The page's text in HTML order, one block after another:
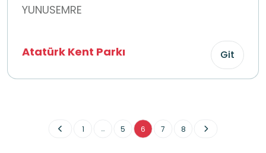
YUNUSEMRE
Atatürk Kent Parkı Git
1 ... 5 6 7 8